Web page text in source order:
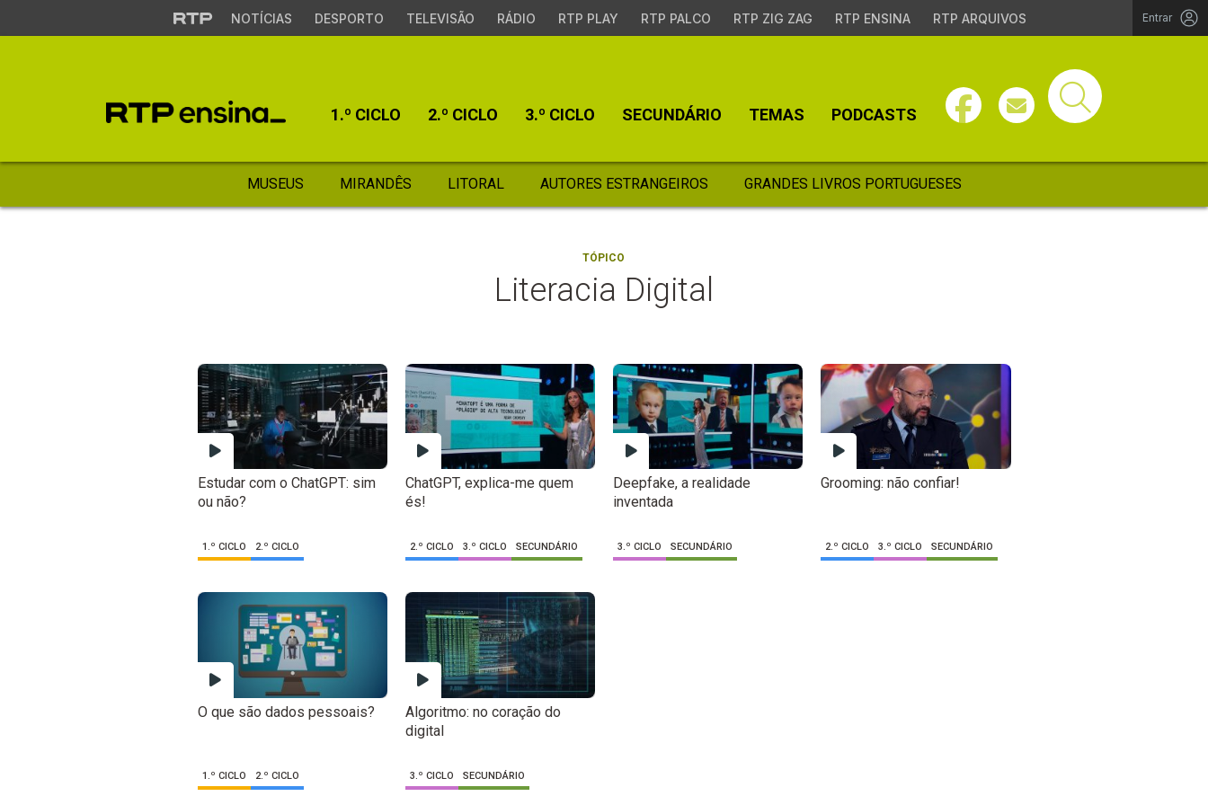
NOTÍCIAS DESPORTO TELEVISÃO RÁDIO RTP PLAY RTP PALCO RTP ZIG ZAG RTP ENSINA RTP ARQUIVOS Entrar
1.º CICLO 2.º CICLO 3.º CICLO SECUNDÁRIO TEMAS PODCASTS
MUSEUS MIRANDÊS LITORAL AUTORES ESTRANGEIROS GRANDES LIVROS PORTUGUESES
TÓPICO
Literacia Digital
Estudar com o ChatGPT: sim
ou não?
1.º CICLO 2.º CICLO
ChatGPT, explica-me quem
és!
2.º CICLO 3.º CICLO SECUNDÁRIO
Deepfake, a realidade
inventada
3.º CICLO SECUNDÁRIO
Grooming: não confiar!
2.º CICLO 3.º CICLO SECUNDÁRIO
O que são dados pessoais?
1.º CICLO 2.º CICLO
Algoritmo: no coração do
digital
3.º CICLO SECUNDÁRIO